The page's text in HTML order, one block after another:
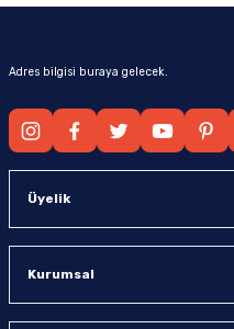
Adres bilgisi buraya gelecek.
Üyelik
Kurumsal